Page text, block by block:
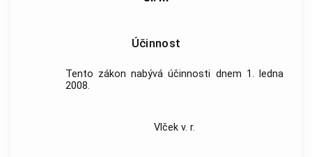
Účinnost
Tento zákon nabývá účinnosti dnem 1. ledna
2008.
Vlček v. r.